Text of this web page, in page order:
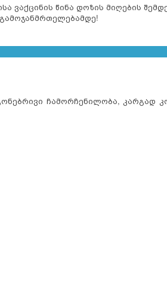
ვაქცინის წინა დოზის მიღების
ჩამორჩენილობა, კარგად